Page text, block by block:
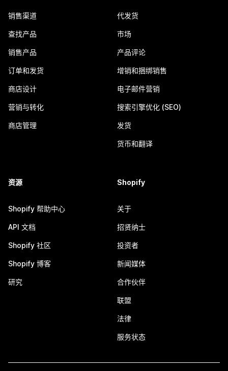
销售渠道
查找产品
销售产品
订单和发货
商店设计
营销与转化
商店管理
代发货
市场
产品评论
增销和捆绑销售
电子邮件营销
搜索引擎优化 (SEO)
发货
货币和翻译
资源
Shopify 帮助中心
API 文档
Shopify 社区
Shopify 博客
研究
Shopify
关于
招贤纳士
投资者
新闻媒体
合作伙伴
联盟
法律
服务状态